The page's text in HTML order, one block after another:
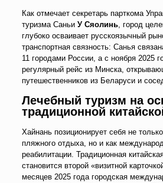
Как отмечает секретарь парткома
туризма Саньи У Сяолинь, город
глубоко осваивает русскоязычный
транспортная связность: Санья
11 городами России, а с ноября 2025
регулярный рейс из Минска,
путешественников из Беларуси и
Лечебный туризм на
традиционной
Хайнань позиционирует себя не
пляжного отдыха, но и как
реабилитации. Традиционная
становится второй «визитной
месяцев 2025 года городская